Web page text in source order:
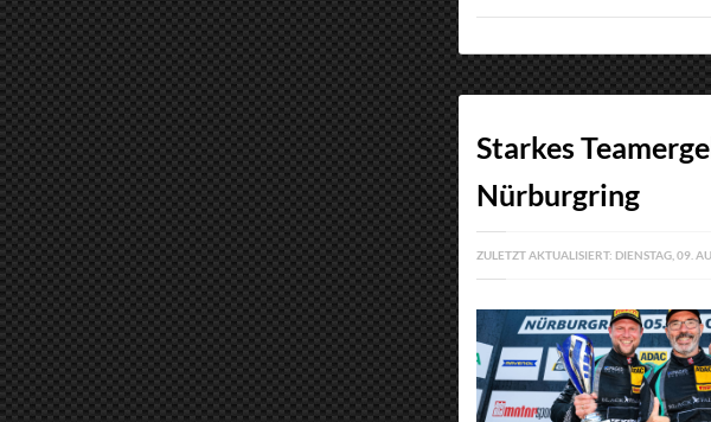
Starkes
Nürburgring
ZULETZT AKTUALISIERT: DIENSTAG, 09.